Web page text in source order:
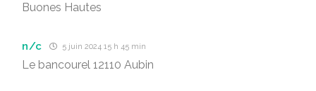
Buones Hautes
n/c 5 juin 2024 15 h 45 min
Le bancourel 12110 Aubin